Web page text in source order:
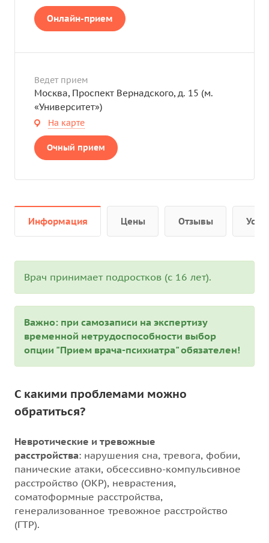
Онлайн-прием
Ведет прием
Москва, Проспект Вернадского, д. 15 (м.
«Университет»)
На карте
Очный прием
Информация Цены Отзывы
Врач принимает подростков (с 16 лет).
Важно: при самозаписи на экспертизу
временной нетрудоспособности выбор
опции "Прием врача-психиатра" обязателен!
С какими проблемами можно
обратиться?
Невротические и тревожные
расстройства: нарушения сна, тревога, фобии,
панические атаки, обсессивно-компульсивное
расстройство (ОКР), неврастения,
соматоформные расстройства,
генерализованное тревожное расстройство
(ГТР).